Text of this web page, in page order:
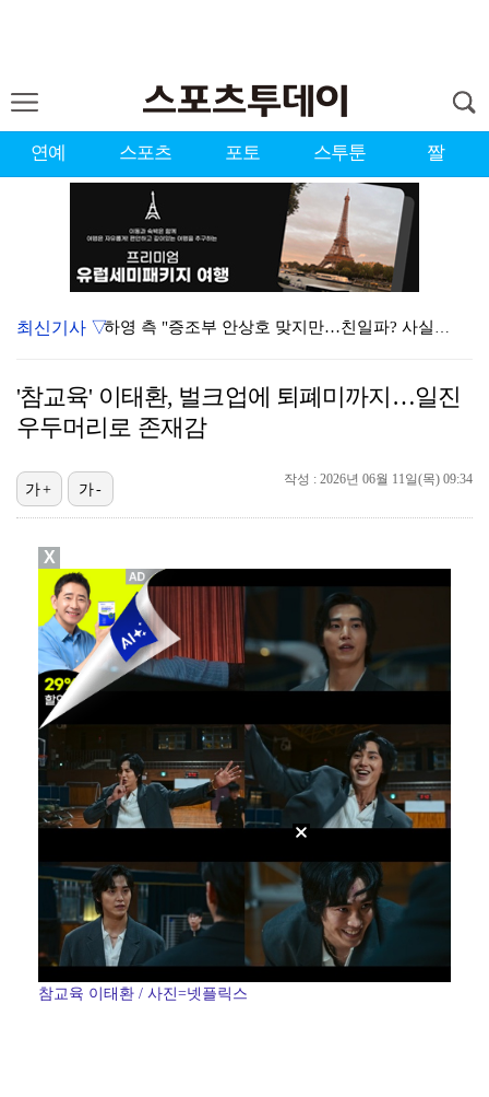
연예 스포츠 포토 스투툰 짤
하영 측 "증조부 안상호 맞지만…친일파? 사실무근" […
"아예 다른 관계잖아"…황정민 폭로자, 팬 주장에 반박…
"스토킹 피해자" 황정민VS"2억대 손해배상" A 씨,…
고영욱, 도 넘은 저격 논란…이번엔 박하선에 "감당 안…
정연, JYP엔터 떠나 새 시작 "가장 큰 중심 트와이…
최신기사 ▽
'참교육' 이태환, 벌크업에 퇴폐미까지…일진
우두머리로 존재감
작성 : 2026년 06월 11일(목) 09:34
가+ 가-
참교육 이태환 / 사진=넷플릭스
X